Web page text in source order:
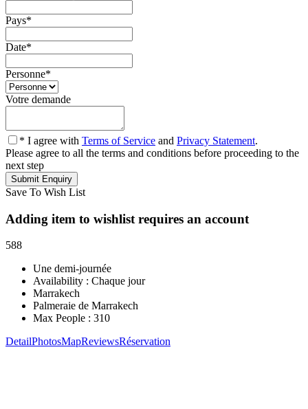
Pays*
Date*
Personne*
Votre demande
* I agree with Terms of Service and Privacy Statement.
Please agree to all the terms and conditions before proceeding to the
next step
Save To Wish List
Adding item to wishlist requires an account
588
Une demi-journée
Availability : Chaque jour
Marrakech
Palmeraie de Marrakech
Max People : 310
DetailPhotosMapReviewsRéservation